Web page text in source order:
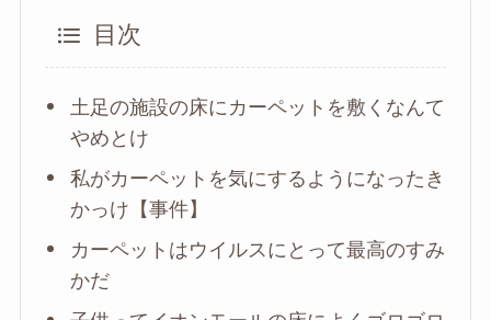
目次
土足の施設の床にカーペットを敷くなんて
やめとけ
私がカーペットを気にするようになったき
かっけ【事件】
カーペットはウイルスにとって最高のすみ
かだ